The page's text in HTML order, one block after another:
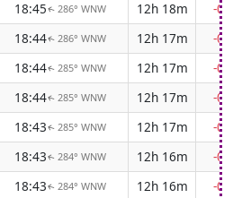
18:45↑ 286° WNW 12h 18m
-
18:44↑ 286° WNW 12h 17m
-
18:44↑ 285° WNW 12h 17m
-
18:44↑ 285° WNW 12h 17m
-
18:43↑ 285° WNW 12h 17m
-
18:43↑ 284° WNW 12h 16m
-
18:43↑ 284° WNW 12h 16m
-